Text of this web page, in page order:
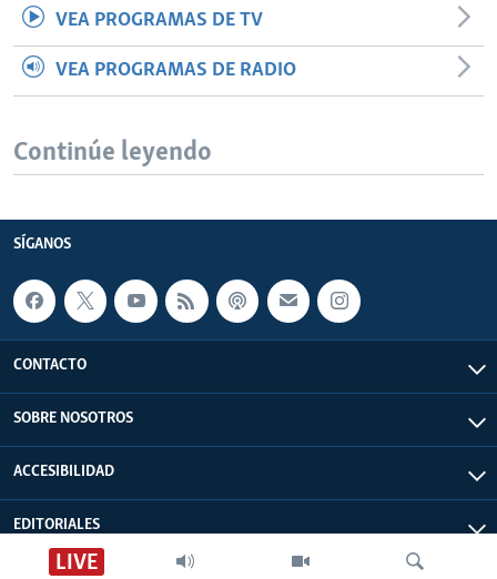
LIVE
VEA PROGRAMAS DE TV
VEA PROGRAMAS DE RADIO
Continúe leyendo
SÍGANOS
CONTACTO
SOBRE NOSOTROS
ACCESIBILIDAD
EDITORIALES